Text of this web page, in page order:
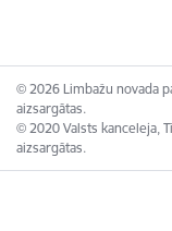
© 2026 Limbažu novada
aizsargātas.
© 2020 Valsts kanceleja,
aizsargātas.